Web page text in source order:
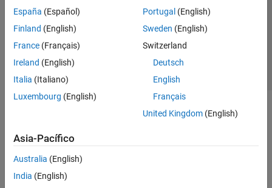
España (Español)
Finland (English)
France (Français)
Ireland (English)
Italia (Italiano)
Luxembourg (English)
Portugal (English)
Sweden (English)
Switzerland
Deutsch
English
Français
United Kingdom(English)
Asia-Pacífico
Australia (English)
India (English)
© 1994-2026 The MathWorks, Inc.